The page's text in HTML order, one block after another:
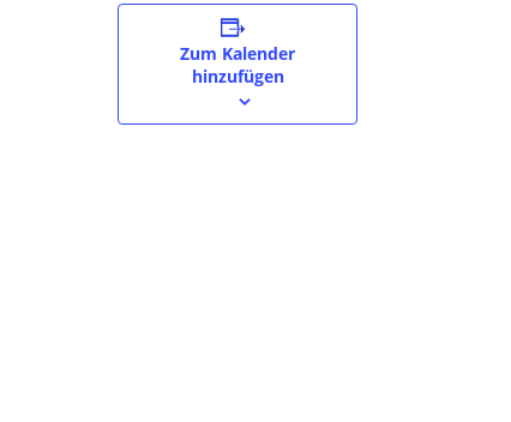
Zum Kalender
hinzufügen